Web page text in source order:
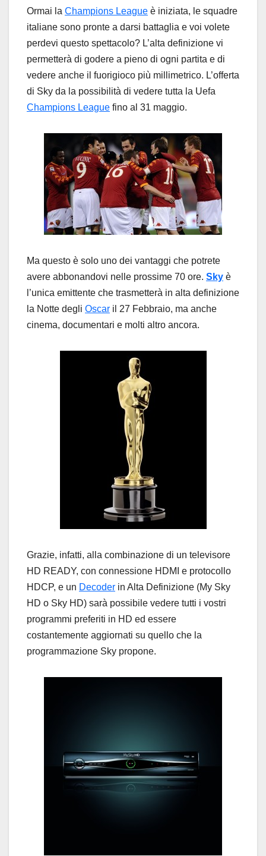
Ormai la Champions League è iniziata, le squadre
italiane sono pronte a darsi battaglia e voi volete
perdevi questo spettacolo? L’alta definizione vi
permetterà di godere a pieno di ogni partita e di
vedere anche il fuorigioco più millimetrico. L’offerta
di Sky da la possibilità di vedere tutta la Uefa
Champions League fino al 31 maggio.
Ma questo è solo uno dei vantaggi che potrete
avere abbonandovi nelle prossime 70 ore. Sky è
l’unica emittente che trasmetterà in alta definizione
la Notte degli Oscar il 27 Febbraio, ma anche
cinema, documentari e molti altro ancora.
Grazie, infatti, alla combinazione di un televisore
HD READY, con connessione HDMI e protocollo
HDCP, e un Decoder in Alta Definizione (My Sky
HD o Sky HD) sarà possibile vedere tutti i vostri
programmi preferiti in HD ed essere
costantemente aggiornati su quello che la
programmazione Sky propone.